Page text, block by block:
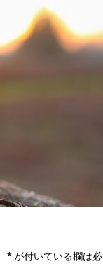
*が付いている欄は必